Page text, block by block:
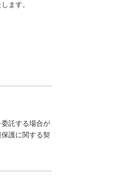
ます。
託する場合が
護に関する契